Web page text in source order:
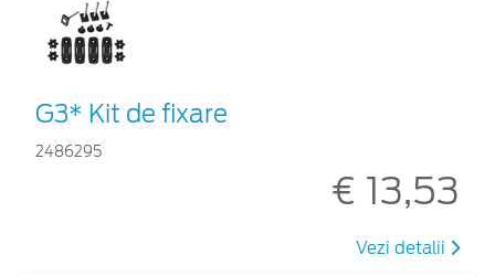
G3* Kit de fixare
2486295
€ 13,53
Vezi detalii